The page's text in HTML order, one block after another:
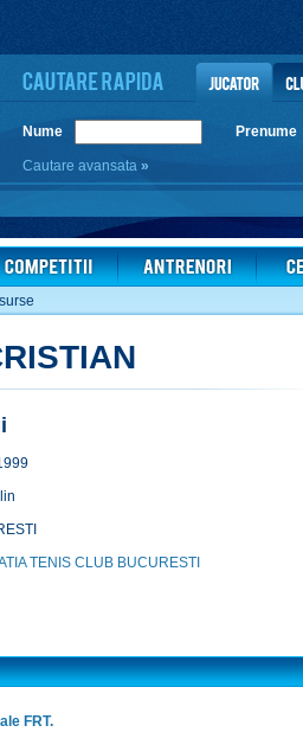
Nume Prenume
Cautare avansata »
TENIS CLUB BUCURESTI
FRT.